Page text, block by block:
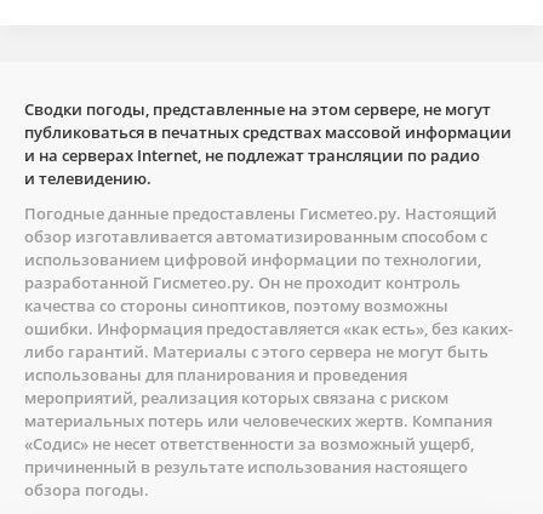
Сводки погоды, представленные на этом сервере, не могут
публиковаться в печатных средствах массовой информации
и на серверах Internet, не подлежат трансляции по радио
и телевидению.
Погодные данные предоставлены Гисметео.ру. Настоящий
обзор изготавливается автоматизированным способом с
использованием цифровой информации по технологии,
разработанной Гисметео.ру. Он не проходит контроль
качества со стороны синоптиков, поэтому возможны
ошибки. Информация предоставляется «как есть», без каких-
либо гарантий. Материалы с этого сервера не могут быть
использованы для планирования и проведения
мероприятий, реализация которых связана с риском
материальных потерь или человеческих жертв. Компания
«Содис» не несет ответственности за возможный ущерб,
причиненный в результате использования настоящего
обзора погоды.